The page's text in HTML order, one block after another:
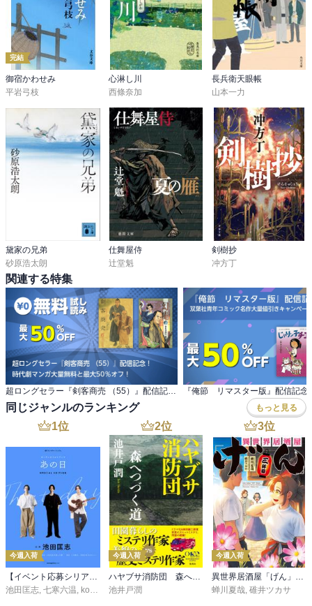
完結
御宿かわせみ
平岩弓枝
心淋し川
西條奈加
長兵衛天眼帳
山本一力
黛家の兄弟
砂原浩太朗
仕舞屋侍
辻堂魁
剣樹抄
冲方丁
関連する特集
同じジャンルのランキング もっと見る
1位
今週入荷
【イベント応募シリアルコード付】池田匡志出演・オーディオフォトブック「あの日」SPECIAL EDITION（音声／動画付）
池田匡志, 七寒六温, konoko58 ,村崎キコ
2位
今週入荷
ハヤブサ消防団 森へつづく道
池井戸潤
3位
今週入荷
異世界居酒屋「げん」三杯目
蝉川夏哉, 碓井ツカサ